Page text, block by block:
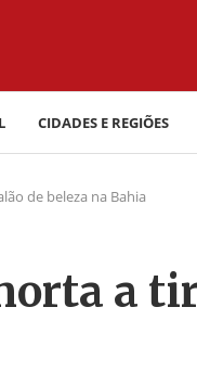
CIDADES E REGIÕES
de beleza na Bahia
a